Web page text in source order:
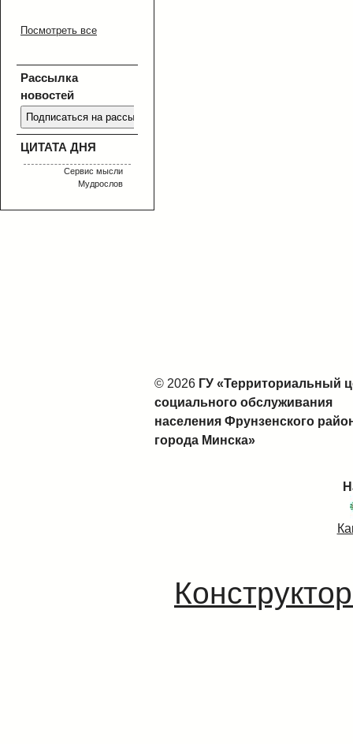
Посмотреть все
Рассылка
новостей
ЦИТАТА ДНЯ
Сервис мысли
Мудрослов
© 2026 ГУ «Территориальный
социального обслуживания
населения Фрунзенского
города Минска»